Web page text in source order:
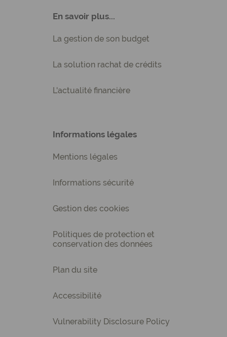
En savoir plus...
La gestion de son budget
La solution rachat de crédits
L'actualité financière
Informations légales
Mentions légales
Informations sécurité
Gestion des cookies
Politiques de protection et
conservation des données
Plan du site
Accessibilité
Vulnerability Disclosure Policy